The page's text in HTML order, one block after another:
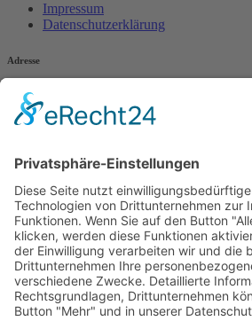
Impressum
Datenschutzerklärung
Adresse
Schäffler Steuerberatungsgesellschaft GmbH
Färbergasse 4
Tel +49 08131 / 61727-0
info@schaeffler-steuer.de
Bürozeiten
Montag – Donnerstag:
09:00 bis 12:00 Uhr